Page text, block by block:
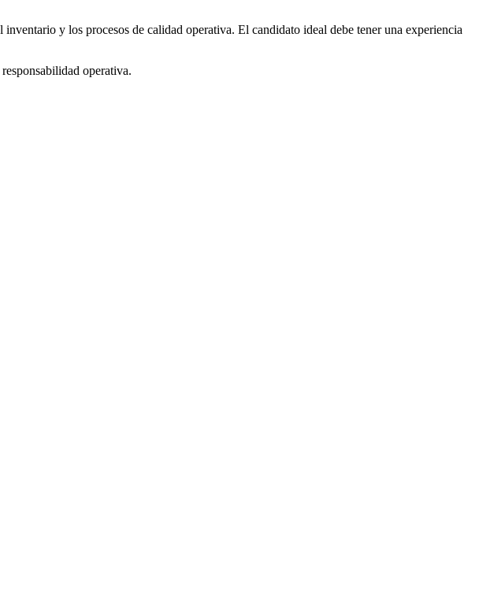
y los procesos de calidad operativa. El candidato ideal debe tener una experiencia
operativa.